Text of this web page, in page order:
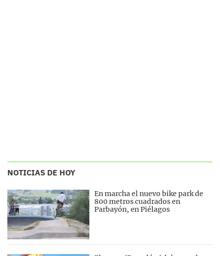
NOTICIAS DE HOY
En marcha el nuevo bike park de
800 metros cuadrados en
Parbayón, en Piélagos